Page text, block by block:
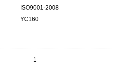
ISO9001-2008
YC160
1